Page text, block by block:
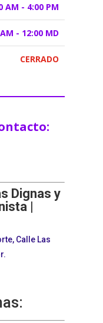
AM - 4:00 PM
- 12:00 MD
CERRADO
Dignas y
|
Calle Las